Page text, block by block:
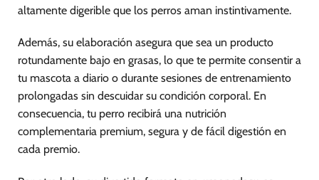
altamente digerible que los perros aman instintivamente.
Además, su elaboración asegura que sea un producto
rotundamente bajo en grasas, lo que te permite consentir a
tu mascota a diario o durante sesiones de entrenamiento
prolongadas sin descuidar su condición corporal. En
consecuencia, tu perro recibirá una nutrición
complementaria premium, segura y de fácil digestión en
cada premio.